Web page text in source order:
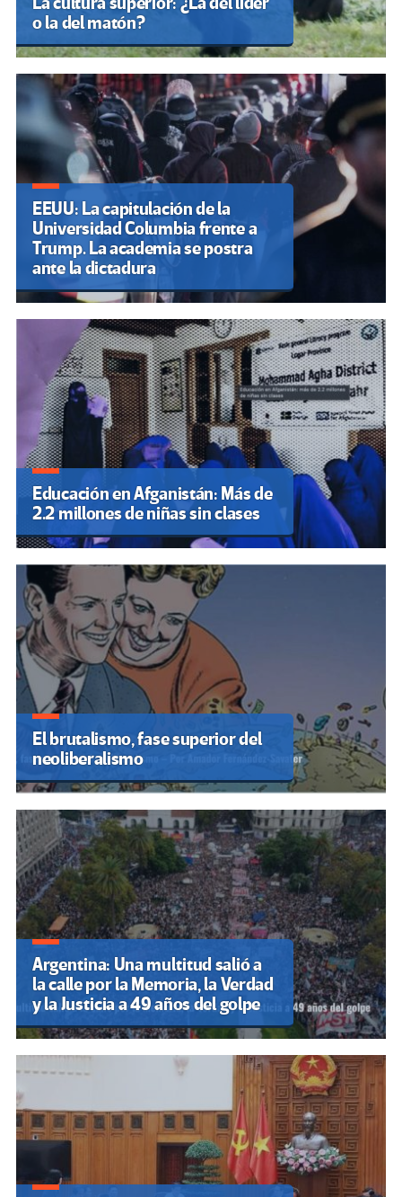
o la del matón?
EEUU: La capitulación de la
Universidad Columbia frente a
Trump. La academia se postra
ante la dictadura
Educación en Afganistán: Más de
2.2 millones de niñas sin clases
El brutalismo, fase superior del
neoliberalismo
Argentina: Una multitud salió a
la calle por la Memoria, la Verdad
y la Justicia a 49 años del golpe